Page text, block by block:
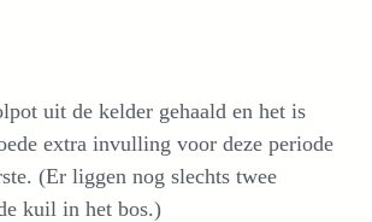
uit de kelder gehaald en het is
extra invulling voor deze periode
(Er liggen nog slechts twee
kuil in het bos.)